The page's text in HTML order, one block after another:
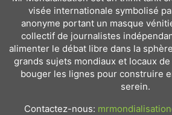
visée internationale symbolisé
anonyme portant un masque
collectif de journalistes
alimenter le débat libre dans la
grands sujets mondiaux et locaux
bouger les lignes pour construire
serein.
Contactez-nous: